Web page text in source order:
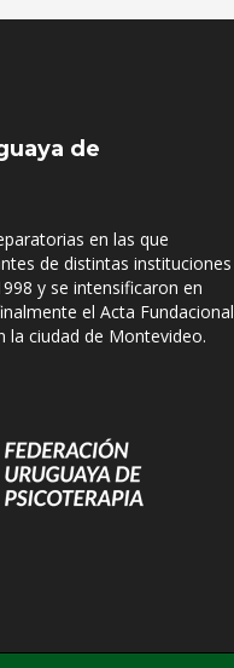
de
en las que
de distintas instituciones
y se intensificaron en
el Acta Fundacional
la ciudad de Montevideo.